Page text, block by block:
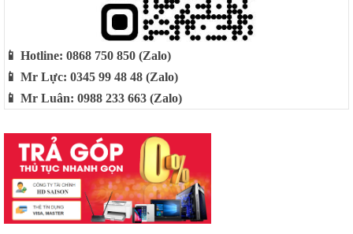
📱 Hotline: 0868 750 850 (Zalo)
📱 Mr Lực: 0345 99 48 48 (Zalo)
📱 Mr Luân: 0988 233 663 (Zalo)